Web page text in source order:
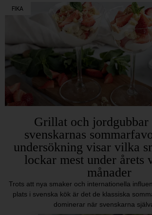
FIKA
Grillat och jordgubbar
svenskarnas
undersökning visar vilka
lockar mest under årets
månader
Trots att nya smaker och internationella
plats i svenska kök är det de klassiska
dominerar när svenskarna